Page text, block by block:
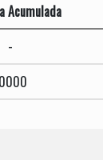
Acumulada
-